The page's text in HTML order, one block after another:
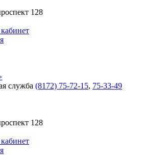
128
служба (8172) 75-72-15, 75-33-49
128